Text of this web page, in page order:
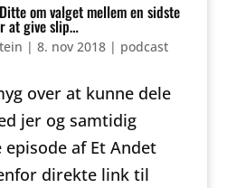
om valget mellem en sidste
at give slip…
| 8. nov 2018| podcast
over at kunne dele
jer og samtidig
af Et Andet
direkte link til